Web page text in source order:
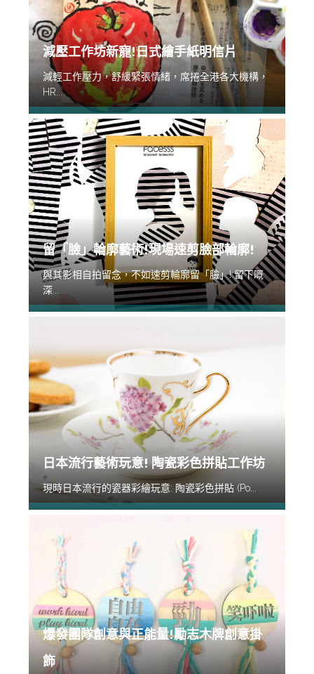
減壓工作坊新寵!日式繪手紙明信片
減輕工作壓力，舒緩緊張情緒，席捲全港各大機構，
HR...
留「臉」輪廓藝術!現場速剪臉部輪廓!
與其影相自拍留念，不如速剪輪廓留「臉」! 留下嘅
深...
日本流行藝術玩意! 陶瓷彩色拼貼工作坊
現時日本流行的瓷器彩繪玩意: 陶瓷彩色拼貼 (Po...
爆發團隊創意與正能量!勵志木牌創意掛
飾